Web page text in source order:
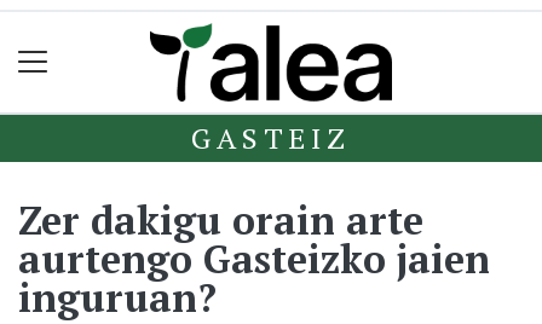
GASTEIZ
Zer dakigu orain arte
aurtengo Gasteizko jaien
inguruan?